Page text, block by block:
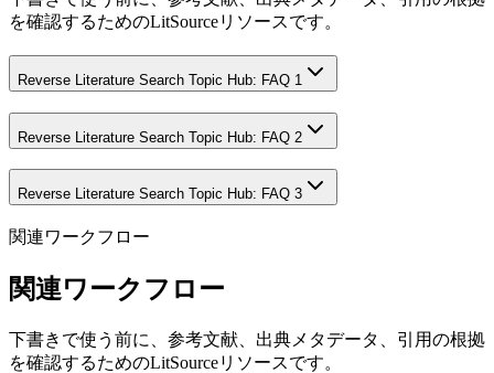
を確認するためのLitSourceリソースです。
Reverse Literature Search Topic Hub: FAQ 1
Reverse Literature Search Topic Hub: FAQ 2
Reverse Literature Search Topic Hub: FAQ 3
関連ワークフロー
関連ワークフロー
下書きで使う前に、参考文献、出典メタデータ、引用の根拠
を確認するためのLitSourceリソースです。